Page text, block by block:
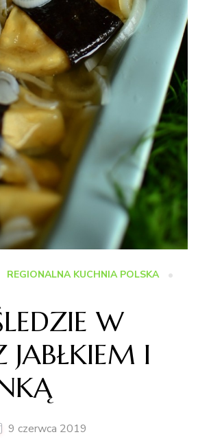
REGIONALNA KUCHNIA POLSKA
W
JABŁKIEM I
9 czerwca 2019